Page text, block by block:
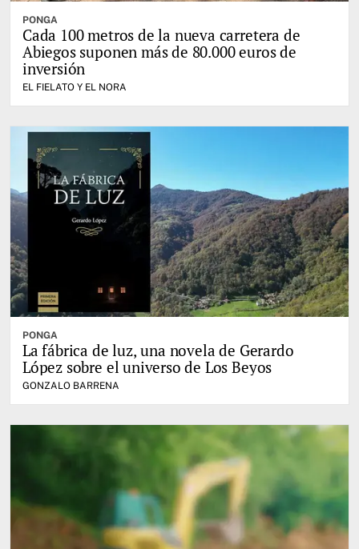
PONGA
Cada 100 metros de la nueva carretera de
Abiegos suponen más de 80.000 euros de
inversión
EL FIELATO Y EL NORA
PONGA
La fábrica de luz, una novela de Gerardo
López sobre el universo de Los Beyos
GONZALO BARRENA